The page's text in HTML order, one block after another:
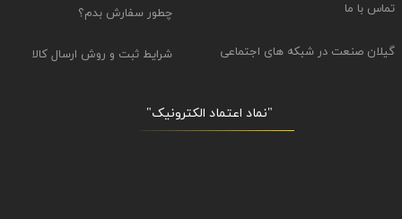
چطور سفارش بدم؟
شرایط ثبت و روش ارسال کالا
"نماد اعتماد الکترونیک​​​​​​​"
تماس با ما
گیلان صنعت در شبکه های اجتماعی